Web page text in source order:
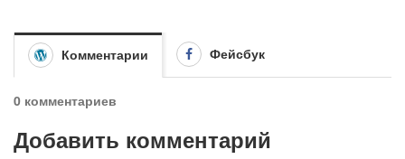
Комментарии Фейсбук
0 комментариев
Добавить комментарий